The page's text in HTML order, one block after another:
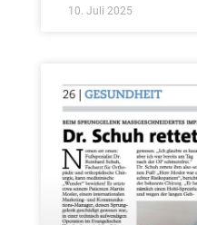
10. Juli 2025